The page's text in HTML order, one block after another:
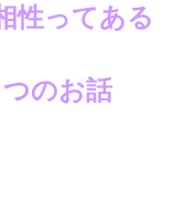
性ってある
のお話